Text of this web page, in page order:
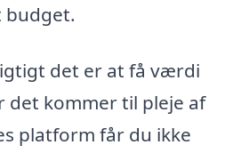
budget.
det er at få værdi
det kommer til pleje af
platform får du ikke